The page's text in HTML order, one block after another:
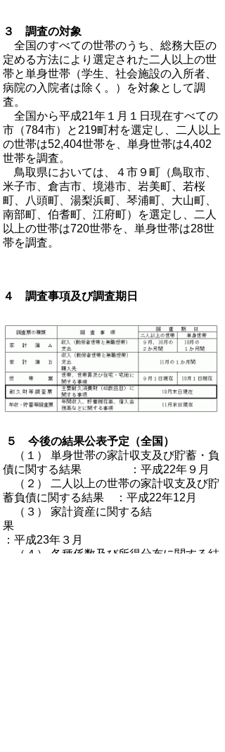
３ 調査の対象
全国のすべての世帯のうち、総務大臣の
定める方法により選定された二人以上の世
帯と単身世帯（学生、社会施設の入所者、
病院の入院者は除く。）を対象として調
査。
全国から平成21年１月１日現在すべての
市（784市）と219町村を選定し、二人以上
の世帯は52,404世帯を、単身世帯は4,402
世帯を調査。
鳥取県においては、４市９町（鳥取市、
米子市、倉吉市、境港市、岩美町、若桜
町、八頭町、湯梨浜町、琴浦町、大山町、
南部町、伯耆町、江府町）を選定し、二人
以上の世帯は720世帯を、単身世帯は28世
帯を調査。
４ 調査事項及び調査期日
５ 今後の結果公表予定（全国）
（１） 単身世帯の家計収支及び貯蓄・負
債に関する結果 ：平成22年９月
（２） 二人以上の世帯の家計収支及び貯
蓄負債に関する結果 ：平成22年12月
（３） 家計資産に関する結
：平成23年３月
（４） 各種係数及び所得分布に関する結